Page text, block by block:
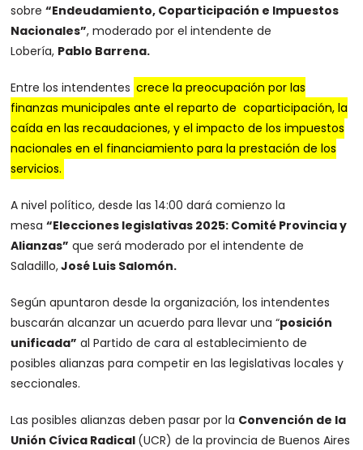
sobre“Endeudamiento, Coparticipación e Impuestos
Nacionales”, moderado por el intendente de
Lobería, Pablo Barrena.
Entre los intendentes crece la preocupación por las
finanzas municipales ante el reparto de coparticipación, la
caída en las recaudaciones, y el impacto de los impuestos
nacionales en el financiamiento para la prestación de los
servicios.
A nivel político, desde las 14:00 dará comienzo la
mesa“Elecciones legislativas 2025: Comité Provincia y
Alianzas” que será moderado por el intendente de
Saladillo,José Luis Salomón.
Según apuntaron desde la organización, los intendentes
buscarán alcanzar un acuerdo para llevar una “posición
unificada” al Partido de cara al establecimiento de
posibles alianzas para competir en las legislativas locales y
seccionales.
Las posibles alianzas deben pasar por la Convención de la
Unión Cívica Radical (UCR) de la provincia de Buenos Aires